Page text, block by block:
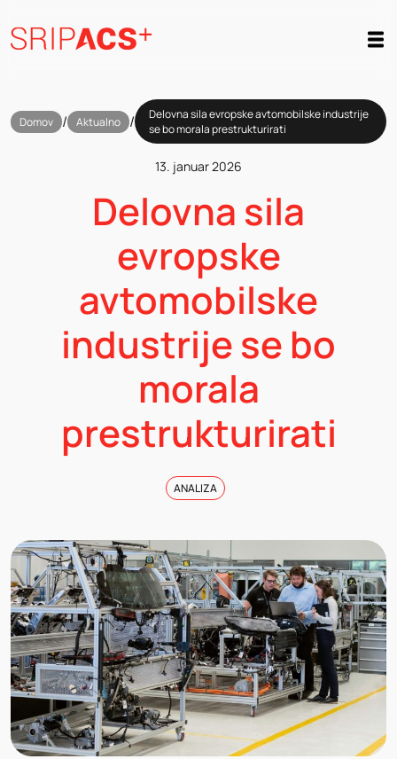
na
vsebino
Domov / Aktualno /
Delovna sila evropske avtomobilske industrije
se bo morala prestrukturirati
13. januar 2026
Delovna sila
evropske
avtomobilske
industrije se bo
morala
prestrukturirati
ANALIZA